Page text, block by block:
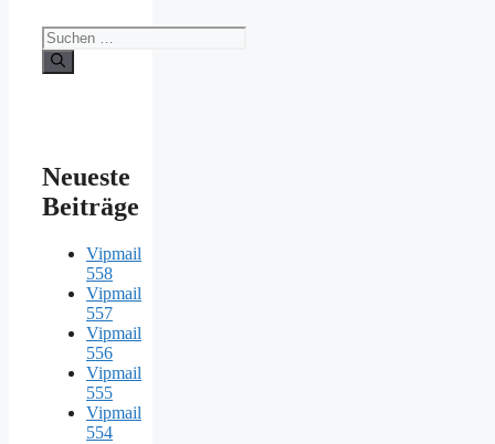
Suche
nach:
Neueste
Beiträge
Vipmail
558
Vipmail
557
Vipmail
556
Vipmail
555
Vipmail
554